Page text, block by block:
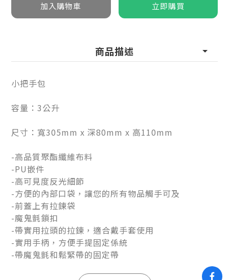
商品描述
小把手包
容量：3公升
尺寸：寬305mm x 深80mm x 高110mm
-高品質聚酯纖維布料
-PU嵌件
-高可見度反光細節
-方便的內部口袋，讓您的所有物品觸手可及
-前蓋上有拉鍊袋
-魔鬼氈鎖扣
-帶實用拉頭的拉鍊，適合戴手套使用
-實用手柄，方便手提固定係統
-帶魔鬼氈和鬆緊帶的固定帶